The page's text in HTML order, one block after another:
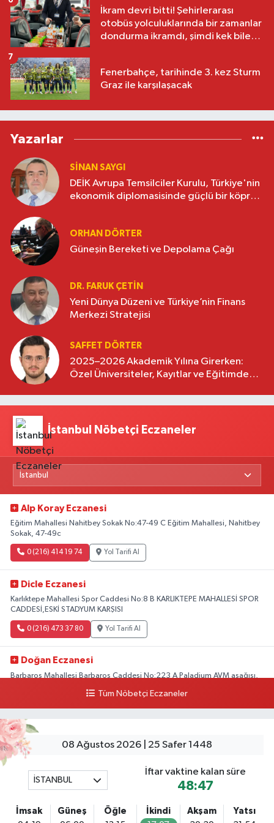
İkram devri bitti! Şehirlerarası
otobüs yolculuklarında bir zamanlar
dondurma ikramdı, şimdi kek bile
Fenerbahçe, tarihinde 3. kez Sturm
Graz ile karşılaşacak
7
Yazarlar
SINAN SAYGI
DEİK Avrupa Temsilciler Kurulu, Türkiye'nin
ekonomik diplomasisinde güçlü bir köprü
ORHAN DÖRTER
Güneşin Bereketi ve Depolama Çağı
DR. FARUK ÇETİN
Yeni Dünya Düzeni ve Türkiye’nin Finans
Merkezi Stratejisi
SAFFET DÖRTER
2025–2026 Akademik Yılına Girerken:
Özel Üniversiteler, Kayıtlar ve Eğitimde
İstanbul Nöbetçi Eczaneler
Alp Koray Eczanesi
Eğitim Mahallesi Nahitbey Sokak No:47-49 C Eğitim Mahallesi, Nahitbey
Sokak, 47-49c
0 (216) 414 19 74 Yol Tarifi Al
Dicle Eczanesi
Karlıktepe Mahallesi Spor Caddesi No:8 B KARLIKTEPE MAHALLESİ SPOR
CADDESİ,ESKİ STADYUM KARŞISI
0 (216) 473 37 80 Yol Tarifi Al
Doğan Eczanesi
Barbaros Mahallesi Barbaros Caddesi No:223 A Paladium AVM aşağısı,
Mali Eczanesi
Merkez Mahallesi Tüloğlu Sokak No:4 A REŞİTPAŞACADDESİ QNB BANK
0 (532) 711 72 17
Boğaziçi Eczanesi
Tüm Nöbetçi Eczaneler
08 Ağustos 2026 | 25 Safer 1448
İSTANBUL
İftar vaktine kalan süre
48:46
İmsak
Güneş
Öğle
İkindi
Akşam
Yatsı